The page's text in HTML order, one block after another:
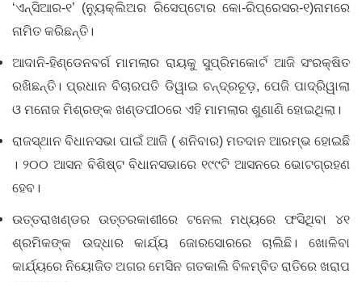
‘ଏନ୍‌‌ସିଆର-୧’ (ନ୍ୟୁକ୍ଲିଅର ରିସେପ୍ଟୋର କୋ-ରିପ୍ରେସର-୧)ନାମରେ
ନାମିତ କରିଛନ୍ତି।
ଆଦାନି-ହିଣ୍ଡେନବର୍ଗ ମାମଲାର ରାୟକୁ ସୁପ୍ରିମକୋର୍ଟ ଆଜି ସଂରକ୍ଷିତ
ରଖିଛନ୍ତି। ପ୍ରଧାନ ବିଚାରପତି ଡିୱାଇ ଚନ୍ଦ୍ରଚୂଡ଼, ପେଜି ପାଦ୍ରିୱାଲା
ଓ ମନୋଜ ମିଶ୍ରଙ୍କ ଖଣ୍ଡପୀଠରେ ଏହି ମାମଲାର ଶୁଣାଣି ହୋଇଥିଲା।
ରାଜସ୍ଥାନ ବିଧାନସଭା ପାଇଁ ଆଜି ( ଶନିବାର) ମତଦାନ ଆରମ୍ଭ ହୋଇଛି
। ୨୦୦ ଆସନ ବିଶିଷ୍ଟ ବିଧାନସଭାରେ ୧୯୯ଟି ଆସନରେ ଭୋଟଗ୍ରହଣ
ହେବ।
ଉତ୍ତରାଖଣ୍ଡର ଉତ୍ତରକାଶୀରେ ଟନେଲ ମଧ୍ୟରେ ଫସିଥିବା ୪୧
ଶ୍ରମିକଙ୍କ ଉଦ୍ଧାର କାର୍ଯ୍ୟ ଜୋରସୋରରେ ଚାଲିଛି। ଖୋଳିବା
କାର୍ଯ୍ୟରେ ନିୟୋଜିତ ଅଗର ମେସିନ ଗତକାଲି ବିଳମ୍ବିତ ରାତିରେ ଖରାପ